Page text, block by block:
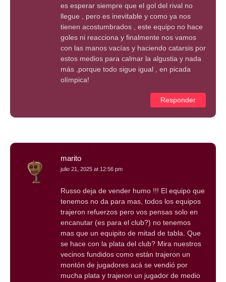
es esperar siempre que el gol del rival no
llegue , pero es inevitable y como ya nos
tienen acostumbrados , este equipo no hace
goles ni reacciona y finalmente nos vamos
con las manos vacías y haciendo catarsis por
estos medios para calmar la algustia y nada
más ,porque todo sigue igual , en picada
olímpica!
Responder
marito
julio 21, 2025 at 12:56 pm
Russo deja de vender humo !!! El equipo que
tenemos no da para mas, todos los equipos
trajeron refuerzos pero vos pensas solo en
encanutar (es para el club?) no tenemos
mas que un equipito de mitad de tabla. Que
se hace con la plata del club? Mira nuestros
vecinos fundidos como están trajeron un
montón de jugadores acá se vendió por
mucha plata y trajeron un jugador de medio